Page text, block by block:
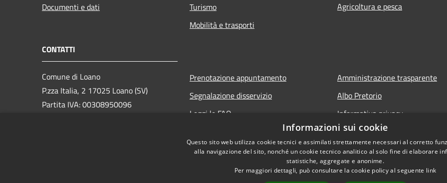
Documenti e dati
Turismo
Mobilità e trasporti
Agricoltura e pesca
CONTATTI
Comune di Loano
P.zza Italia, 2 17025 Loano (SV)
Partita IVA: 00308950096
Prenotazione appuntamento
Segnalazione disservizio
Leggi le FAQ
Amministrazione trasparente
Albo Pretorio
Informativa privacy
Note legali
Dichiarazione di accessibilità
Informazioni sui cookie
Questo sito web utilizza cookie tecnici e assimilati strettamente necessari al corretto
alla navigazione del sito, nonché un cookie tecnico analitico al solo fine di elaborare
statistiche, aggregate e anonime.
Per maggiori dettagli, può consultare la cookie policy al seguente link